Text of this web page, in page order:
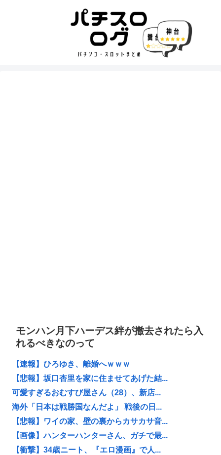
モンハン月下ハーデス絆が撤去されたら入
れるべきなのって
【速報】ひろゆき、離婚へｗｗｗ
【悲報】坂口杏里を家に住ませてあげた結...
可愛すぎるおむすび屋さん（28）、新店...
海外「日本は戦勝国なんだよ」 戦後の日...
【悲報】ワイの家、壁の裏からカサカサ音...
【画像】ハンターハンターさん、ガチで最...
【衝撃】34歳ニート、『エロ漫画』で人...